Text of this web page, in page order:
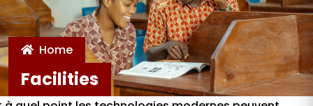
Home
Facilities